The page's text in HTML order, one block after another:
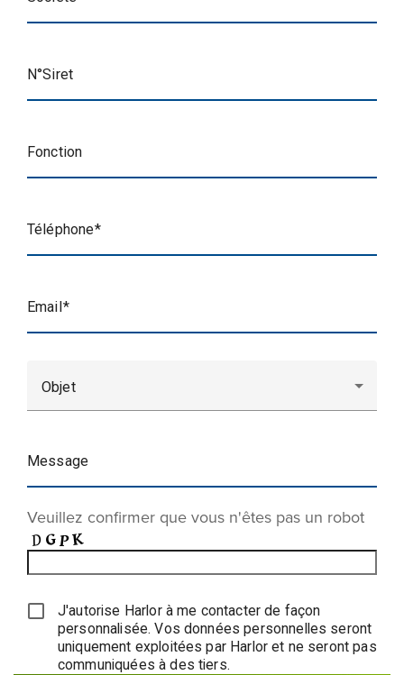
N°Siret
Fonction
Téléphone
Email
Objet
Message
Veuillez confirmer que vous n'êtes pas un robot
J'autorise Harlor à me contacter de façon
personnalisée. Vos données personnelles seront
uniquement exploitées par Harlor et ne seront pas
communiquées à des tiers.